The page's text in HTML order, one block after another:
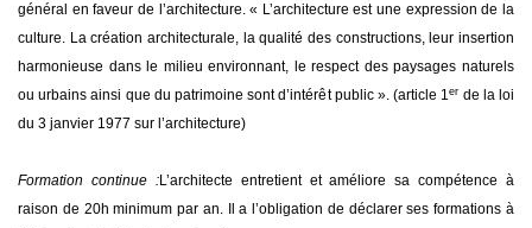
général en faveur de l’architecture. « L’architecture est une expression de la
culture. La création architecturale, la qualité des constructions, leur insertion
harmonieuse dans le milieu environnant, le respect des paysages naturels
ou urbains ainsi que du patrimoine sont d’intérêt public ». (article 1er de la loi
du 3 janvier 1977 sur l’architecture)
Formation continue :L’architecte entretient et améliore sa compétence à
raison de 20h minimum par an. Il a l’obligation de déclarer ses formations à